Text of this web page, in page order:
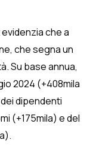
evidenzia che a
che segna un
Su base annua,
2024 (+408mila
dipendenti
(+175mila) e del